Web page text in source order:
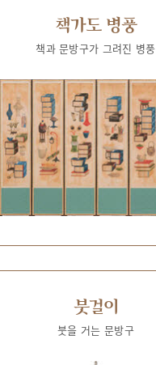
책가도 병풍
책과 문방구가 그려진 병풍
붓걸이
붓을 거는 문방구